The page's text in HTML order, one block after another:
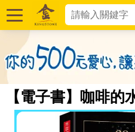
【電子書】咖啡的